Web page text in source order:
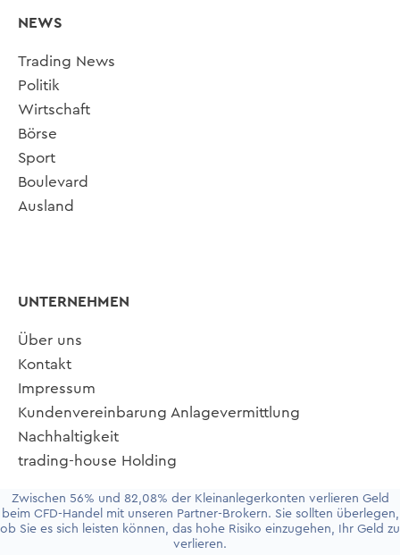
Zwischen 56% und 82,08% der Kleinanlegerkonten verlieren Geld
beim CFD-Handel mit unseren Partner-Brokern. Sie sollten überlegen,
ob Sie es sich leisten können, das hohe Risiko einzugehen, Ihr Geld zu
verlieren.
NEWS
Trading News
Politik
Wirtschaft
Börse
Sport
Boulevard
Ausland
UNTERNEHMEN
Über uns
Kontakt
Impressum
Kundenvereinbarung Anlagevermittlung
Nachhaltigkeit
trading-house Holding